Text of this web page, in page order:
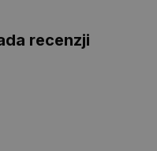
recenzji